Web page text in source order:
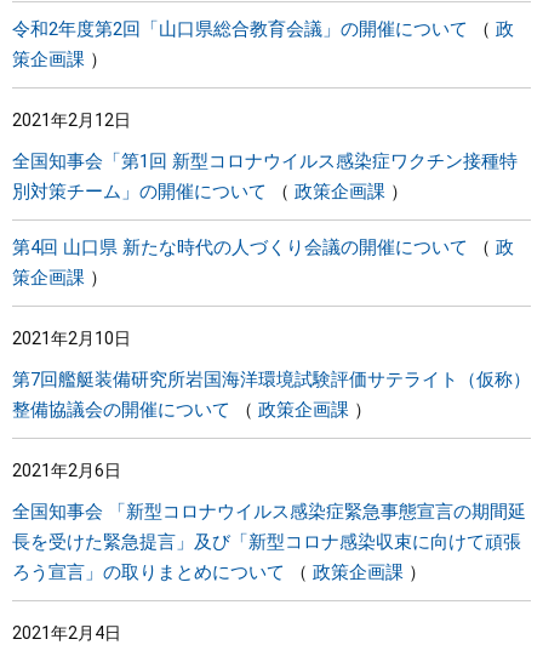
令和2年度第2回「山口県総合教育会議」の開催について
政
策企画課
2021年2月12日
全国知事会「第1回 新型コロナウイルス感染症ワクチン接種特
別対策チーム」の開催について
政策企画課
第4回 山口県 新たな時代の人づくり会議の開催について
政
策企画課
2021年2月10日
第7回艦艇装備研究所岩国海洋環境試験評価サテライト（仮称）
整備協議会の開催について
政策企画課
2021年2月6日
全国知事会 「新型コロナウイルス感染症緊急事態宣言の期間延
長を受けた緊急提言」及び「新型コロナ感染収束に向けて頑張
ろう宣言」の取りまとめについて
政策企画課
2021年2月4日